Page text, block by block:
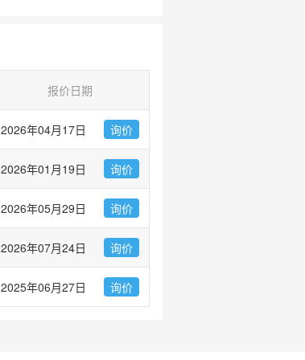
报价日期
2026年04月17日 询价
2026年01月19日 询价
2026年05月29日 询价
2026年07月24日 询价
2025年06月27日 询价